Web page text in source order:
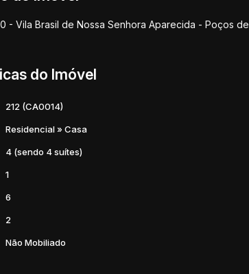
- Vila Brasil de Nossa Senhora Aparecida - Poços de
do Imóvel
212 (CA0014)
Residencial» Casa
4 (sendo 4 suítes)
1
6
2
Não Mobiliado